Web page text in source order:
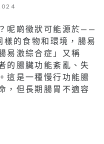
呢啲徵狀可能源於——
的食物和環境，腸易
易激綜合症」又稱
的腸臟功能紊亂、失
這是一種慢行功能腸
，但長期腸胃不適容